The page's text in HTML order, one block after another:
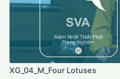
XG_04_M_Four Lotuses